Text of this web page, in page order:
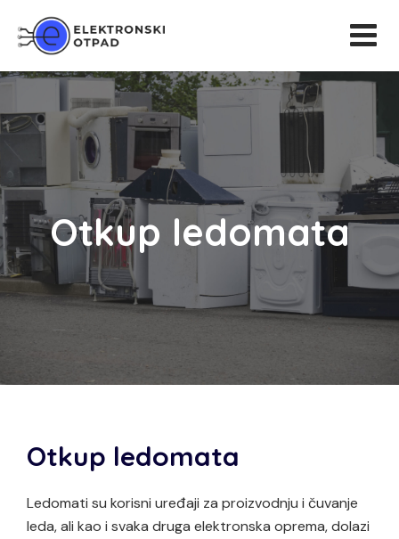
Otkup ledomata
Otkup ledomata
Ledomati su korisni uređaji za proizvodnju i čuvanje
leda, ali kao i svaka druga elektronska oprema, dolazi